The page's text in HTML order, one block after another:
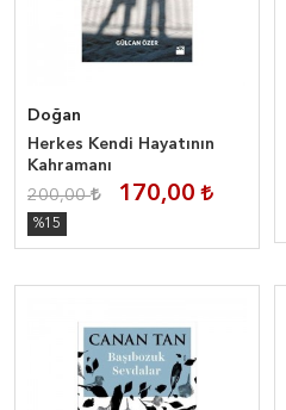
Doğan
Herkes Kendi Hayatının
Kahramanı
200,00 170,00
%15